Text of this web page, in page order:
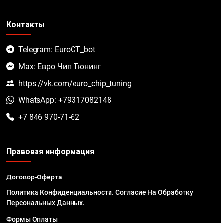
Контакты
Telegram: EuroCT_bot
Max: Евро Чип Тюнинг
https://vk.com/euro_chip_tuning
WhatsApp: +79317082148
+7 846 970-71-62
Правовая информация
Договор-Оферта
Политика Конфиденциальности. Согласие На Обработку
Персональных Данных.
Формы Оплаты